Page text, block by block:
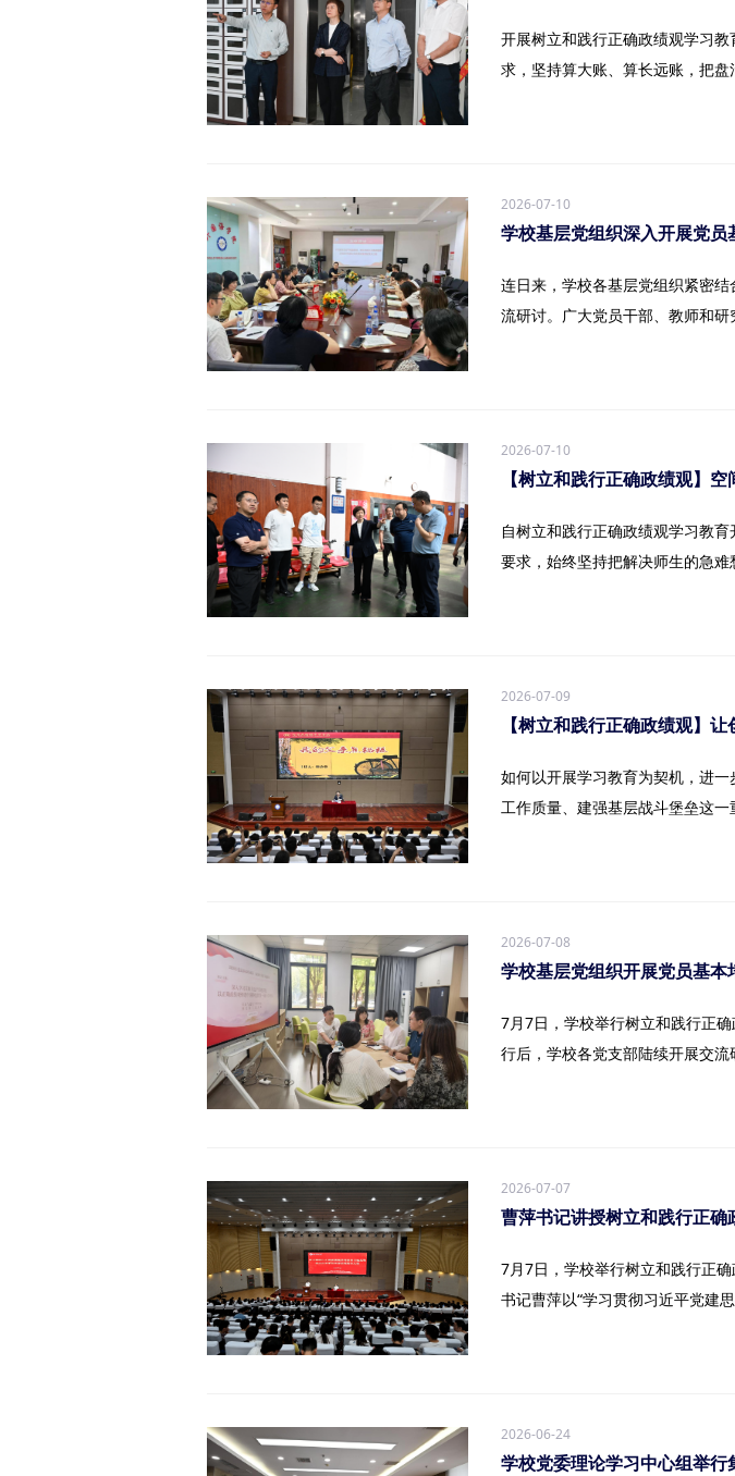
开展树立和践行正确政绩观学习
求，坚持算大账、算长远账，把
2026-07-10
学校基层党组织深入开展党员
连日来，学校各基层党组织紧密
流研讨。广大党员干部、教师和
2026-07-10
【树立和践行正确政绩观】
自树立和践行正确政绩观学习教
要求，始终坚持把解决师生的急
2026-07-09
【树立和践行正确政绩观】
如何以开展学习教育为契机，进
工作质量、建强基层战斗堡垒这
2026-07-08
学校基层党组织开展党员基
7月7日，学校举行树立和践行正
行后，学校各党支部陆续开展交
2026-07-07
曹萍书记讲授树立和践行正
7月7日，学校举行树立和践行正
书记曹萍以“学习贯彻习近平党建
2026-06-24
学校党委理论学习中心组举行